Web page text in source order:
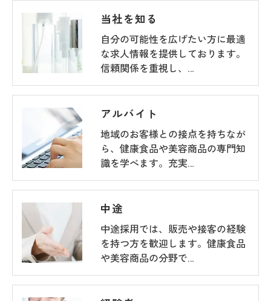
当社を知る
自分の可能性を広げたい方に最適
な求人情報を提供しております。
信頼関係を重視し、…
アルバイト
地域のお客様との接点を持ちなが
ら、健康食品や美容商品の専門知
識を学べます。充実…
中途
中途採用では、販売や接客の経験
を持つ方を歓迎します。健康食品
や美容商品の分野で…